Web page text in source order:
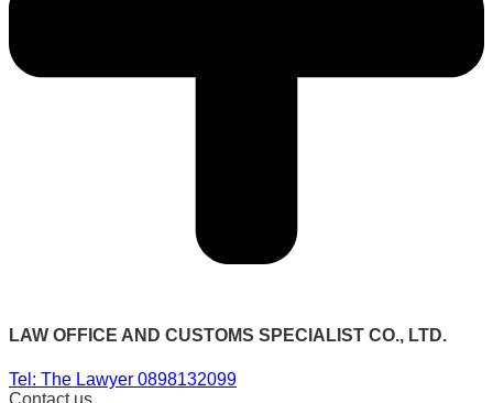
LAW OFFICE AND CUSTOMS SPECIALIST CO., LTD.
Tel: The Lawyer 0898132099
Contact us